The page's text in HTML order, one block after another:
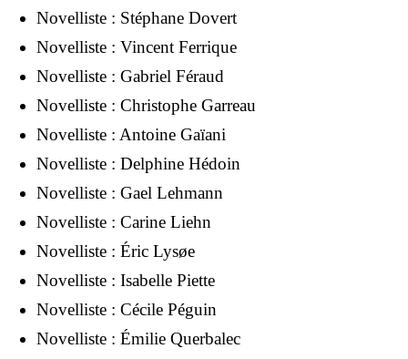
Novelliste : Stéphane Dovert
Novelliste : Vincent Ferrique
Novelliste : Gabriel Féraud
Novelliste : Christophe Garreau
Novelliste : Antoine Gaïani
Novelliste : Delphine Hédoin
Novelliste : Gael Lehmann
Novelliste : Carine Liehn
Novelliste : Éric Lysøe
Novelliste : Isabelle Piette
Novelliste : Cécile Péguin
Novelliste : Émilie Querbalec